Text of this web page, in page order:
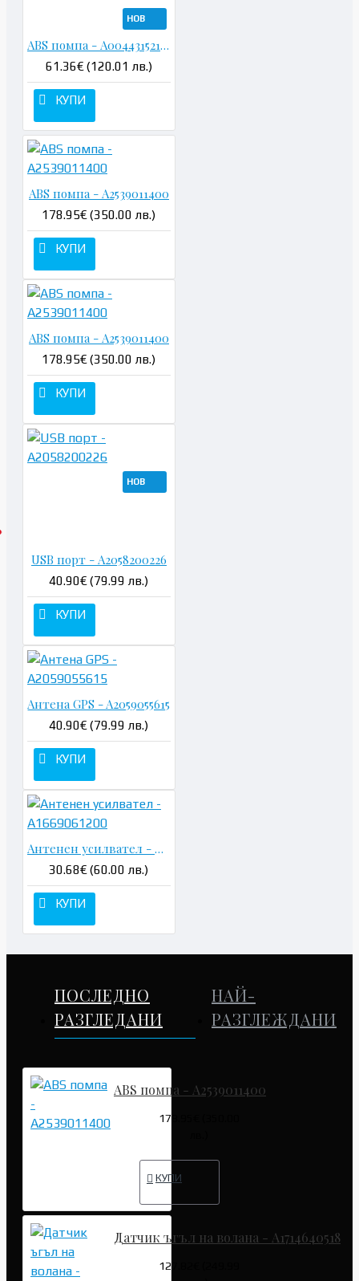
НОВ
ABS помпа - A0044315212 0265950322 A1695454032
61.36€ (120.01 лв.)
КУПИ
ABS помпа - A2539011400
178.95€ (350.00 лв.)
КУПИ
ABS помпа - A2539011400
178.95€ (350.00 лв.)
КУПИ
НОВ
USB порт - A2058200226
40.90€ (79.99 лв.)
КУПИ
Антена GPS - A2059055615
40.90€ (79.99 лв.)
КУПИ
Антенен усилвател - A1669061200
30.68€ (60.00 лв.)
КУПИ
ПОСЛЕДНО
РАЗГЛЕДАНИ
НАЙ-
РАЗГЛЕЖДАНИ
ABS помпа - A2539011400
178.95€ (350.00
КУПИ
Датчик ъгъл на волана - A1714640518
127.82€ (249.99